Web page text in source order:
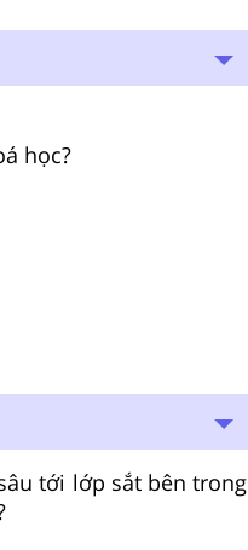
học?
tới lớp sắt bên trong